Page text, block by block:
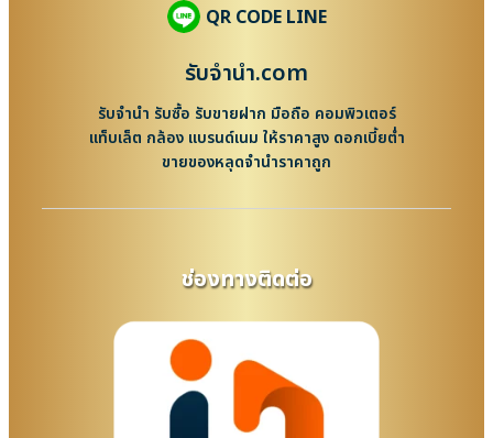
QR CODE LINE
รับจํานํา.com
รับจำนำ รับซื้อ รับขายฝาก มือถือ คอมพิวเตอร์
แท็บเล็ต กล้อง แบรนด์เนม ให้ราคาสูง ดอกเบี้ยต่ำ
ขายของหลุดจำนำราคาถูก
ช่องทางติดต่อ